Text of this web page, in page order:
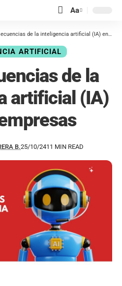
Aa
de la inteligencia artificial (IA) en las empresas
ARTIFICIAL
de la
artificial (IA)
B.25/10/2411 MIN READ